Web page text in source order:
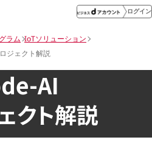
ログイン
ラム IoTソリューション
ジェクト解説
AI
クト解説